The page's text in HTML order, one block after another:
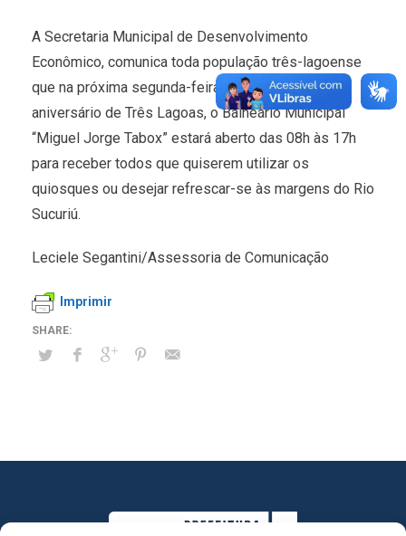
A Secretaria Municipal de Desenvolvimento
Econômico, comunica toda população três-lagoense
que na próxima segunda-feira (15), feriado pelo
aniversário de Três Lagoas, o Balneário Municipal
“Miguel Jorge Tabox” estará aberto das 08h às 17h
para receber todos que quiserem utilizar os
quiosques ou desejar refrescar-se às margens do Rio
Sucuriú.
Leciele Segantini/Assessoria de Comunicação
Imprimir